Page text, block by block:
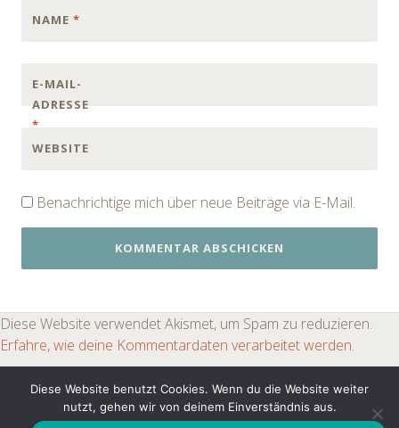
NAME *
E-MAIL-
ADRESSE
*
WEBSITE
Benachrichtige mich über neue Beiträge via E-Mail.
Diese Website verwendet Akismet, um Spam zu reduzieren.
Erfahre, wie deine Kommentardaten verarbeitet werden.
PROUDLY POWERED BY WORDPRESS | THEME:
Diese Website benutzt Cookies. Wenn du die Website weiter
nutzt, gehen wir von deinem Einverständnis aus.